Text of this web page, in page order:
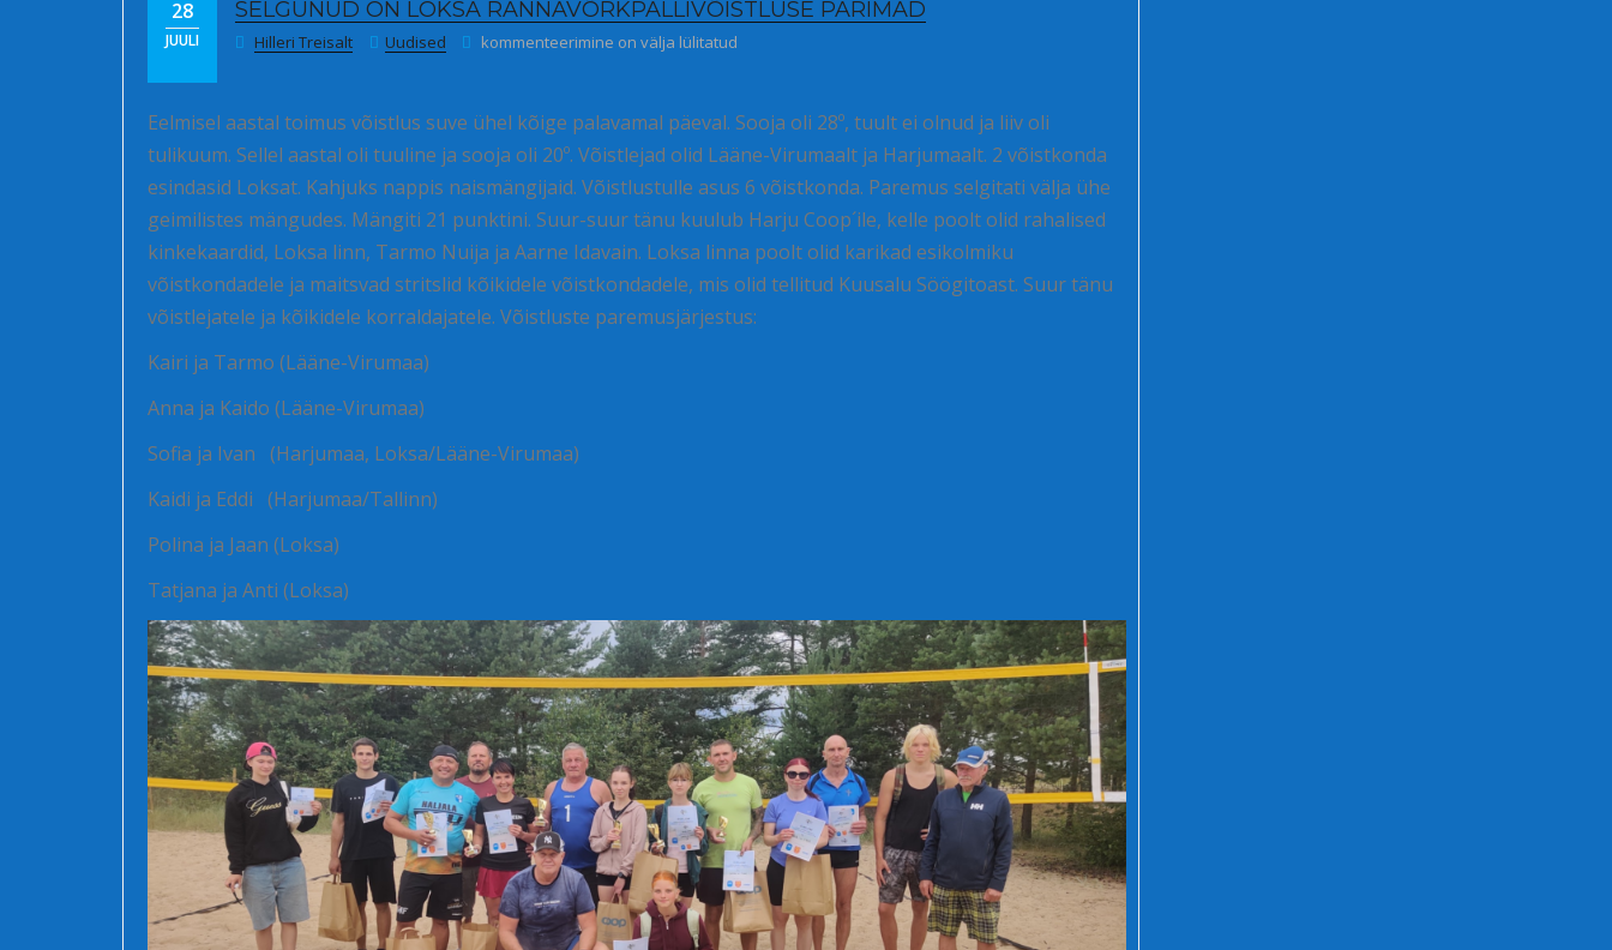
28
JUULI
SELGUNUD ON LOKSA RANNAVÕRKPALLIVÕISTLUSE PARIMAD
Hilleri Treisalt Uudised Selgunud on Loksa rannavõrkpallivõistluse parimad
kommenteerimine on välja lülitatud
Eelmisel aastal toimus võistlus suve ühel kõige palavamal päeval. Sooja oli 28º, tuult ei olnud ja liiv oli
tulikuum. Sellel aastal oli tuuline ja sooja oli 20º. Võistlejad olid Lääne-Virumaalt ja Harjumaalt. 2 võistkonda
esindasid Loksat. Kahjuks nappis naismängijaid. Võistlustulle asus 6 võistkonda. Paremus selgitati välja ühe
geimilistes mängudes. Mängiti 21 punktini. Suur-suur tänu kuulub Harju Coop´ile, kelle poolt olid rahalised
kinkekaardid, Loksa linn, Tarmo Nuija ja Aarne Idavain. Loksa linna poolt olid karikad esikolmiku
võistkondadele ja maitsvad stritslid kõikidele võistkondadele, mis olid tellitud Kuusalu Söögitoast. Suur tänu
võistlejatele ja kõikidele korraldajatele. Võistluste paremusjärjestus:
Kairi ja Tarmo (Lääne-Virumaa)
Anna ja Kaido (Lääne-Virumaa)
Sofia ja Ivan (Harjumaa, Loksa/Lääne-Virumaa)
Kaidi ja Eddi (Harjumaa/Tallinn)
Polina ja Jaan (Loksa)
Tatjana ja Anti (Loksa)